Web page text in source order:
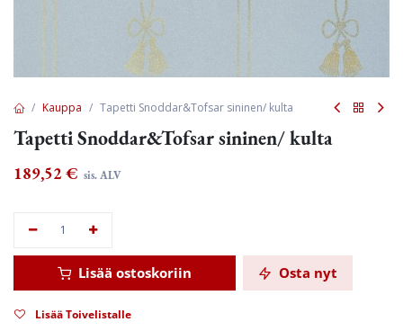
Kauppa Tapetti Snoddar&Tofsar sininen/ kulta
Tapetti Snoddar&Tofsar sininen/ kulta
189,52€ sis. ALV
Lisää ostoskoriin Osta nyt
Lisää Toivelistalle